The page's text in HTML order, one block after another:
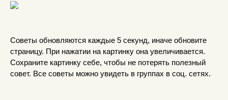
Советы обновляются каждые 5 секунд, иначе обновите
страницу. При нажатии на картинку она увеличивается.
Сохраните картинку себе, чтобы не потерять полезный
совет. Все советы можно увидеть в группах в соц. сетях.